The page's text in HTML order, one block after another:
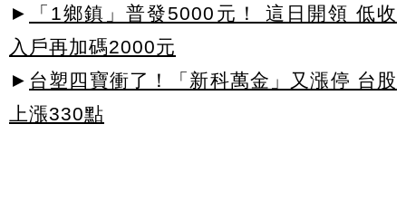
►
「1鄉鎮」普發5000元！ 這日開領 低收
入戶再加碼2000元
► 台塑四寶衝了！「新科萬金」又漲停 台股
上漲330點